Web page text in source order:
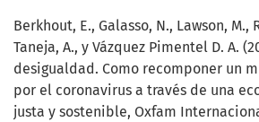
Berkhout, E., Galasso, N., Lawson, M.,
Taneja, A., y Vázquez Pimentel D. A.
desigualdad. Como recomponer un
por el coronavirus a través de una
justa y sostenible, Oxfam